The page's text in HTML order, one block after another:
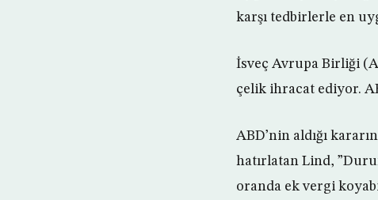
karşı tedbirlerle en
İsveç Avrupa Birliği
çelik ihracat ediyor.
ABD’nin aldığı
hatırlatan Lind,
oranda ek vergi